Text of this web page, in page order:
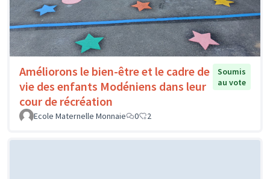
Améliorons le bien-être et le cadre de
vie des enfants Modéniens dans leur
cour de récréation
Soumis
au vote
Ecole Maternelle Monnaie 0 2